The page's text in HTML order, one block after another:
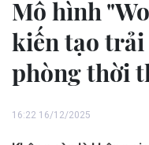
Mô hình
kiến tạo trải
phòng thời
16:22 16/12/2025